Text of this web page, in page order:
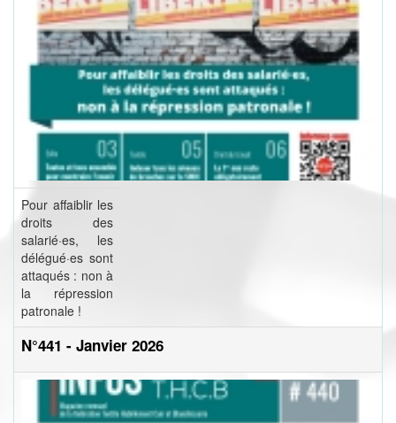
Pour affaiblir les
droits des
salarié·es, les
délégué·es sont
attaqués : non à
la répression
patronale !
N°441 - Janvier 2026